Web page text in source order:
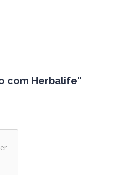
com Herbalife”